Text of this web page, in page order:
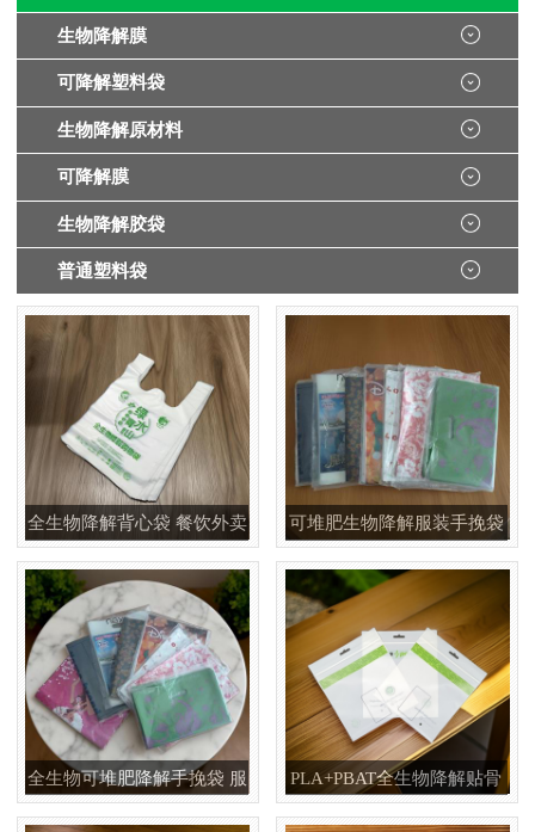
生物降解膜
可降解塑料袋
生物降解原材料
可降解膜
生物降解胶袋
普通塑料袋
全生物降解背心袋 餐饮外卖
超市环保购物塑料袋
可堆肥生物降解服装手挽袋
环保购物手提袋按需定制印
全生物可堆肥降解手挽袋 服
装购物手提袋支持印刷定制
PLA+PBAT全生物降解贴骨
袋 密封包装袋 五金包装